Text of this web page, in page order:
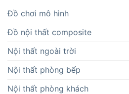
Đồ chơi mô hình
Đồ nội thất composite
Nội thất ngoài trời
Nội thất phòng bếp
Nội thất phòng khách